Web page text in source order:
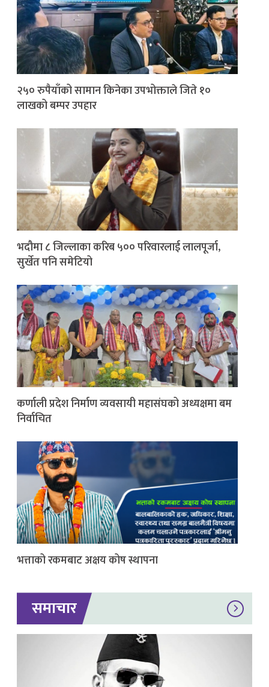
२५० रुपैयाँको सामान किनेका उपभोक्ताले जिते १०
लाखको बम्पर उपहार
भदौमा ८ जिल्लाका करिब ५०० परिवारलाई लालपूर्जा,
सुर्खेत पनि समेटियो
कर्णाली प्रदेश निर्माण व्यवसायी महासंघको अध्यक्षमा बम
निर्वाचित
भत्ताको रकमबाट अक्षय कोष स्थापना
समाचार